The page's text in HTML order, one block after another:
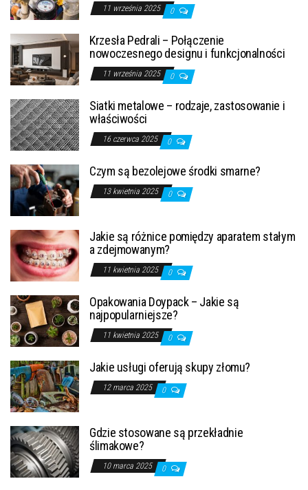
11 września 2025 0
Krzesła Pedrali – Połączenie
nowoczesnego designu i funkcjonalności
11 września 2025 0
Siatki metalowe – rodzaje, zastosowanie i
właściwości
16 czerwca 2025 0
Czym są bezolejowe środki smarne?
13 kwietnia 2025 0
Jakie są różnice pomiędzy aparatem stałym
a zdejmowanym?
11 kwietnia 2025 0
Opakowania Doypack – Jakie są
najpopularniejsze?
11 kwietnia 2025 0
Jakie usługi oferują skupy złomu?
12 marca 2025 0
Gdzie stosowane są przekładnie
ślimakowe?
10 marca 2025 0